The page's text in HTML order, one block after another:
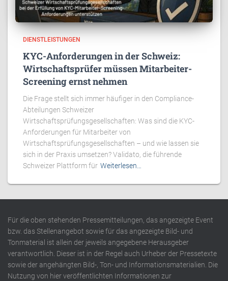
DIENSTLEISTUNGEN
KYC-Anforderungen in der Schweiz:
Wirtschaftsprüfer müssen Mitarbeiter-
Screening ernst nehmen
Die Frage stellt sich immer häufiger in den Compliance-
Abteilungen Schweizer
Wirtschaftsprüfungsgesellschaften: Was sind die KYC-
Anforderungen für Mitarbeiter von
Wirtschaftsprüfungsgesellschaften – und wie lassen sie
sich in der Praxis umsetzen? Validato, die führende
Schweizer Plattform für Weiterlesen…
Für die oben stehenden Pressemitteilungen, das angezeigte Event
bzw. das Stellenangebot sowie für das angezeigte Bild- und
Tonmaterial ist allein der jeweils angegebene Herausgeber
verantwortlich. Dieser ist in der Regel auch Urheber der Pressetexte
sowie der angehängten Bild-, Ton- und Informationsmaterialien. Die
Nutzung von hier veröffentlichten Informationen zur